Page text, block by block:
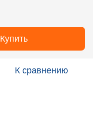
Купить
К сравнению